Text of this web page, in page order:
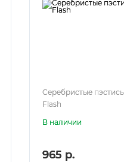
Серебристые
Flash
В наличии
965 р.